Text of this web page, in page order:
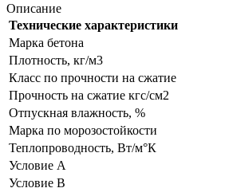
Описание
Технические характеристики
Марка бетона
Плотность, кг/м3
Класс по прочности на сжатие
Прочность на сжатие кгс/см2
Отпускная влажность, %
Марка по морозостойкости
Теплопроводность, Вт/м°К
Условие A
Условие В